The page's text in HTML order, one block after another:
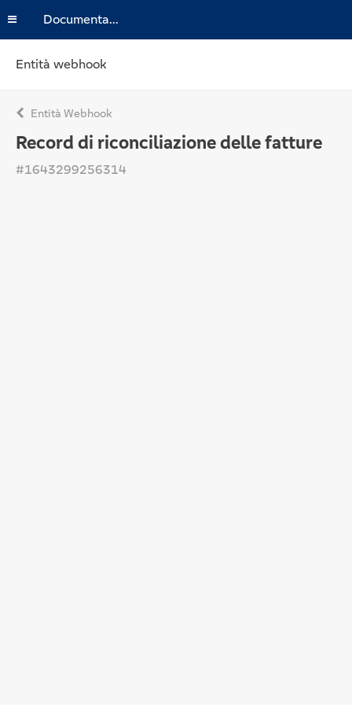
Documentazione
Entità webhook
Entità Webhook
Record di riconciliazione delle fatture
#1643299256314